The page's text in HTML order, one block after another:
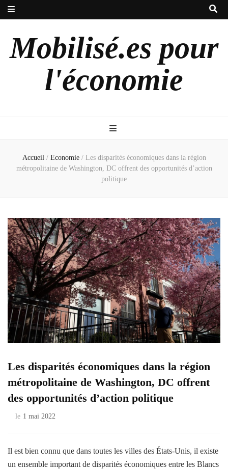
Mobilisé.es pour
l'économie
Accueil / Economie / Les disparités économiques dans la région
métropolitaine de Washington, DC offrent des opportunités d’action
politique
Les disparités économiques dans la région
métropolitaine de Washington, DC offrent
des opportunités d’action politique
le 1 mai 2022
Il est bien connu que dans toutes les villes des États-Unis, il existe
un ensemble important de disparités économiques entre les Blancs